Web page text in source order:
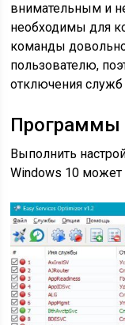
внимательным и
необходимы для
команды
пользователю,
отключения служб
Программы
Выполнить
Windows 10 может